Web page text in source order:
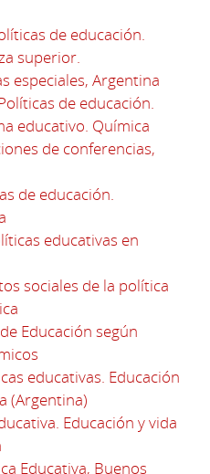
de educación.
superior.
especiales, Argentina
de educación.
educativo. Química
de conferencias,
de educación.
educativas en
sociales de la política
Educación según
educativas. Educación
(Argentina)
Educación y vida
Educativa, Buenos